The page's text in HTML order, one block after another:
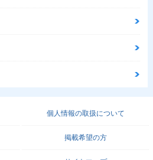
個人情報の取扱について
掲載希望の方